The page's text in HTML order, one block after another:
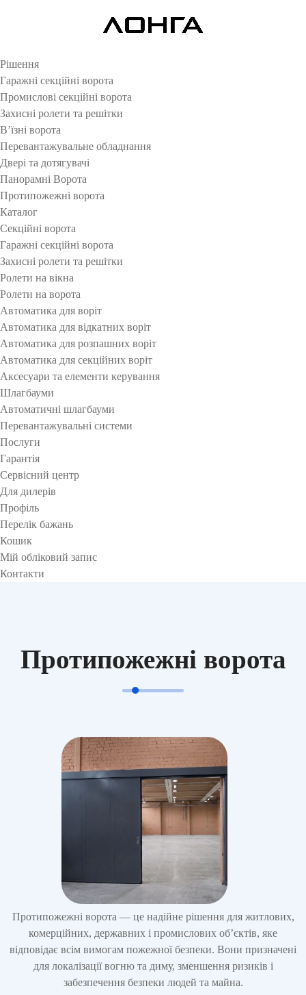
Рішення
Гаражні секційні ворота
Промислові секційні ворота
Захисні ролети та решітки
В’їзні ворота
Перевантажувальне обладнання
Двері та дотягувачі
Панорамні Ворота
Протипожежні ворота
Каталог
Секційні ворота
Гаражні секційні ворота
Захисні ролети та решітки
Ролети на вікна
Ролети на ворота
Автоматика для воріт
Автоматика для відкатних воріт
Автоматика для розпашних воріт
Автоматика для секційних воріт
Аксесуари та елементи керування
Шлагбауми
Автоматичні шлагбауми
Перевантажувальні системи
Послуги
Гарантія
Сервісний центр
Для дилерів
Профіль
Перелік бажань
Кошик
Мій обліковий запис
Контакти
Протипожежні ворота
Протипожежні ворота — це надійне рішення для житлових,
комерційних, державних і промислових об’єктів, яке
відповідає всім вимогам пожежної безпеки. Вони призначені
для локалізації вогню та диму, зменшення ризиків і
забезпечення безпеки людей та майна.